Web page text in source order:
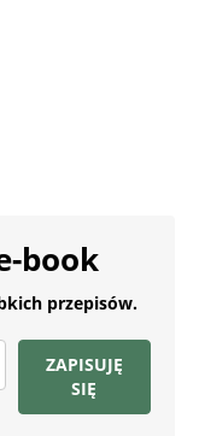
book
przepisów.
ZAPISUJĘ
SIĘ